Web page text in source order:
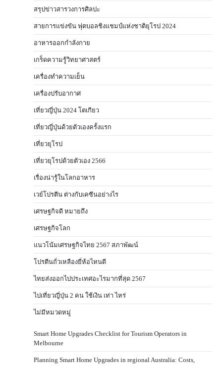
สรุปข่าวสารวงการศิลปะ
สายการแข่งขัน ฟุตบอลชิงแชมป์แห่งชาติยุโรป 2024
อาหารออกกําลังกาย
เกร็ดความรู้วิทยาศาสตร์
เครื่องทำความเย็น
เครื่องปรับอากาศ
เที่ยวญี่ปุ่น 2024 โตเกียว
เที่ยวญี่ปุ่นด้วยตัวเองครั้งแรก
เที่ยวยุโรป
เที่ยวยุโรปด้วยตัวเอง 2566
เรื่องน่ารู้ในโลกอาหาร
เวย์โปรตีน ต่างกับเคซีนอย่างไร
เศรษฐกิจดี หมายถึง
เศรษฐกิจโลก
แนวโน้มเศรษฐกิจไทย 2567 สภาพัฒน์
โปรตีนถั่วเหลืองยี่ห้อไหนดี
ไทยส่งออกไปประเทศอะไรมากที่สุด 2567
ไปเที่ยวญี่ปุ่น 2 คน ใช้เงิน เท่า ไหร่
ไม่มีหมวดหมู่
Smart Home Upgrades Checklist for Tourism Operators in
Melbourne
Planning Smart Home Upgrades in regional Australia: Costs,